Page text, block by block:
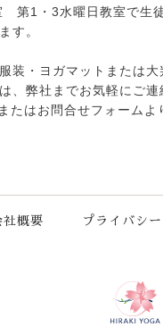
第1・3水曜日教室で生
す。
装・ヨガマットまたは
、弊社までお気軽にご連
はお問合せフォームよ
社概要 プライバシ